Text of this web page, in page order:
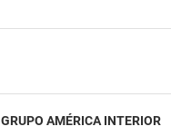
GRUPO AMÉRICA INTERIOR